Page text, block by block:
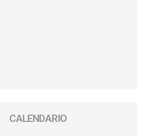
CALENDARIO